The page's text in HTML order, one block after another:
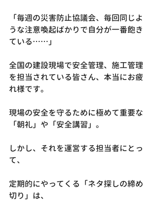
「毎週の災害防止協議会、毎回同じよ
うな注意喚起ばかりで自分が一番飽き
ている……」
全国の建設現場で安全管理、施工管理
を担当されている皆さん、本当にお疲
れ様です。
現場の安全を守るために極めて重要な
「朝礼」や「安全講習」。
しかし、それを運営する担当者にとっ
て、
定期的にやってくる「ネタ探しの締め
切り」は、